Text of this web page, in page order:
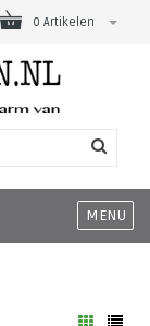
0 Artikelen
MENU